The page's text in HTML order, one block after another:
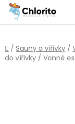
Přejít
obsah
Domů
/ Sauny a vířivky /
do vířivky / Vonné